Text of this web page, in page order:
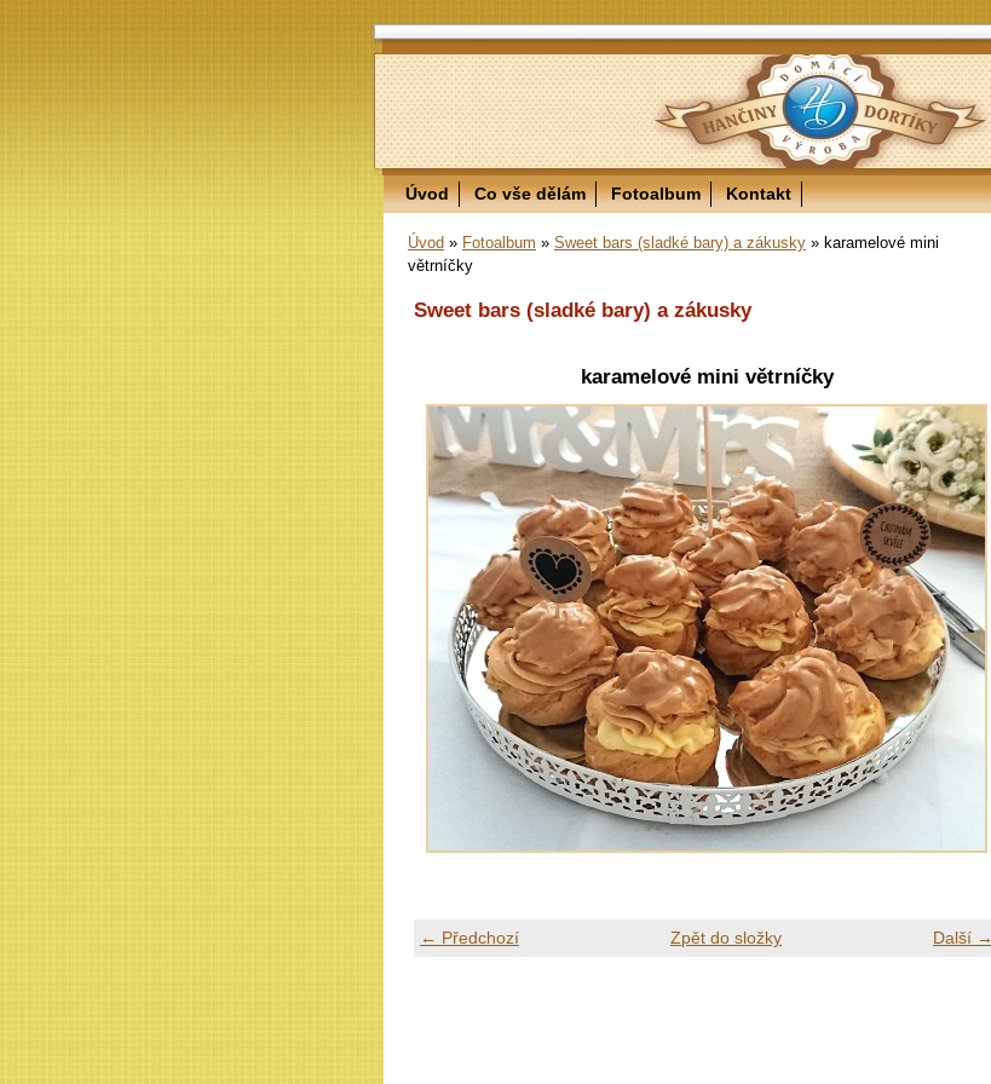
Úvod Co vše dělám Fotoalbum Kontakt
Úvod » Fotoalbum » Sweet bars (sladké bary) a zákusky » karamelové mini
větrníčky
Sweet bars (sladké bary) a zákusky
karamelové mini větrníčky
← Předchozí Další →
Zpět do složky